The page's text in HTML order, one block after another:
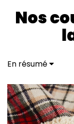
Nos
En résumé